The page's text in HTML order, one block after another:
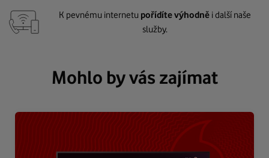
K pevnému internetu pořídíte výhodně i další naše
služby.
Mohlo by vás zajímat